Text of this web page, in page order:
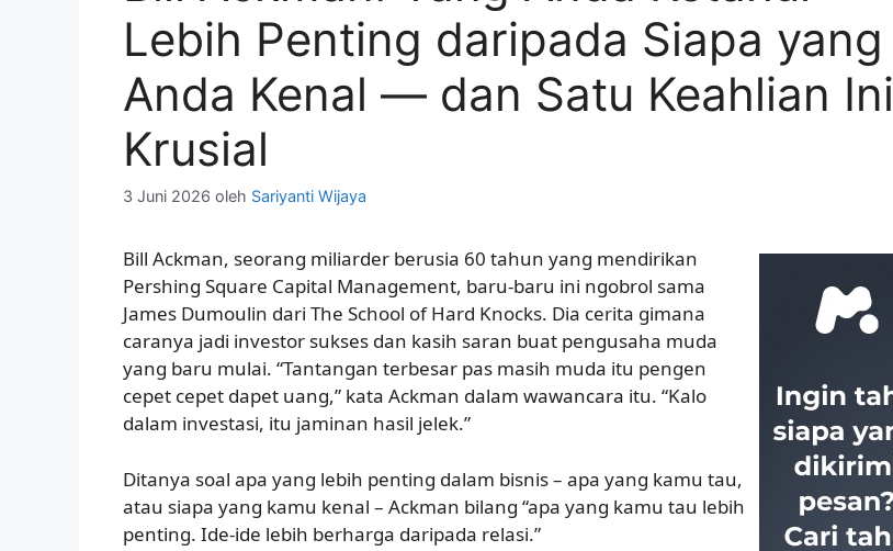
Lebih Penting daripada Siapa yang
Anda Kenal — dan Satu Keahlian Ini
Krusial
3 Juni 2026 oleh Sariyanti Wijaya
Bill Ackman, seorang miliarder berusia 60 tahun yang mendirikan
Pershing Square Capital Management, baru-baru ini ngobrol sama
James Dumoulin dari The School of Hard Knocks. Dia cerita gimana
caranya jadi investor sukses dan kasih saran buat pengusaha muda
yang baru mulai. “Tantangan terbesar pas masih muda itu pengen
cepet cepet dapet uang,” kata Ackman dalam wawancara itu. “Kalo
dalam investasi, itu jaminan hasil jelek.”
Ditanya soal apa yang lebih penting dalam bisnis – apa yang kamu tau,
atau siapa yang kamu kenal – Ackman bilang “apa yang kamu tau lebih
penting. Ide-ide lebih berharga daripada relasi.”